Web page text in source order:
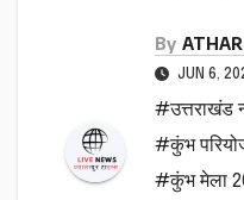
By ATHAR
JUN 6,
#उत्तराखंड
#कुंभ
#कुंभ मेला